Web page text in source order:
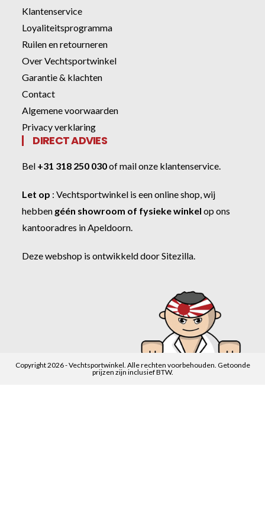
Klantenservice
Loyaliteitsprogramma
Ruilen en retourneren
Over Vechtsportwinkel
Garantie & klachten
Contact
Algemene voorwaarden
Privacy verklaring
DIRECT ADVIES
Bel +31 318 250 030ofmail onze klantenservice
Let op :Vechtsportwinkel is een online shop, wij
hebben géén showroom of fysieke winkel op ons
kantooradres in Apeldoorn.
Deze webshop is ontwikkeld doorSitezilla
Copyright 2026 - Vechtsportwinkel. Alle rechten voorbehouden. Getoonde
prijzen zijn inclusief BTW.